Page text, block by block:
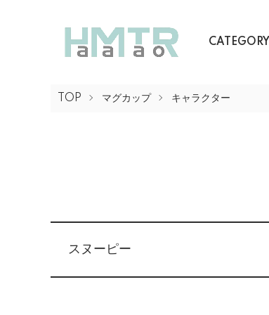
CATEGORY
TOP マグカップ キャラクター
スヌーピー